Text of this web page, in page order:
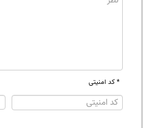
* کد امنیتی